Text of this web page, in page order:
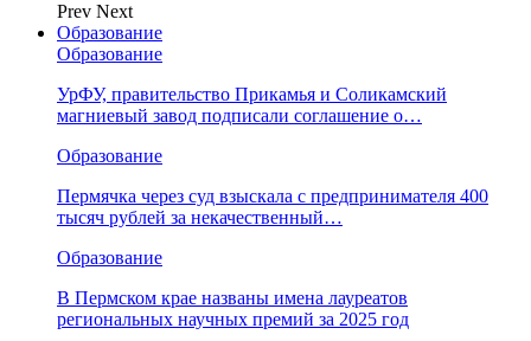
Prev Next
Образование
Образование
УрФУ, правительство Прикамья и Соликамский
магниевый завод подписали соглашение о…
Образование
Пермячка через суд взыскала с предпринимателя 400
тысяч рублей за некачественный…
Образование
В Пермском крае названы имена лауреатов
региональных научных премий за 2025 год